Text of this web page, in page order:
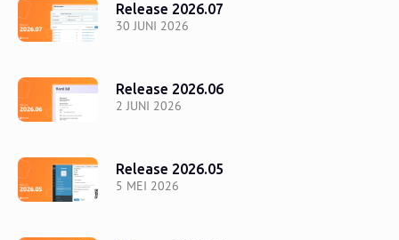
30 JUNI 2026
Release 2026.07
2 JUNI 2026
Release 2026.06
5 MEI 2026
Release 2026.05